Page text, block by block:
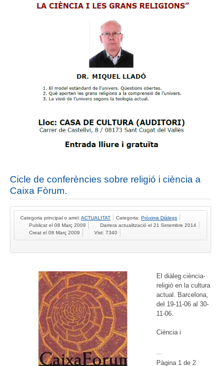
Cicle de conferències sobre religió i ciència a
Caixa Fòrum.
Categoria principal o arrel: ACTUALITAT Categoria: Pròxims Diàlegs
Publicat el 08 Març 2009
Darrera actualització el 21 Setembre 2014
Creat el 08 Març 2009
Vist: 7340
El diàleg ciència-
religió en la cultura
actual. Barcelona,
del 19-11-06 al 30-
11-06.
Ciència i
...
Pàgina 1 de 2